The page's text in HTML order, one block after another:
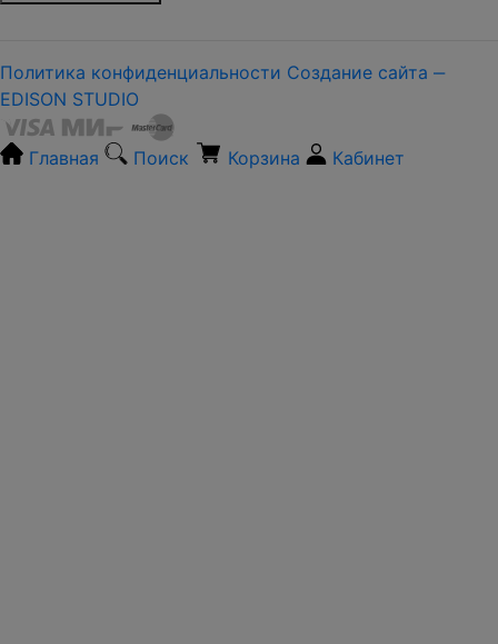
Политика конфиденциальности Создание сайта ‒
EDISON STUDIO
Главная Поиск Корзина Кабинет